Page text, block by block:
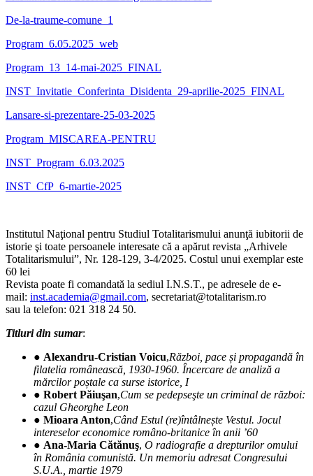
De-la-traume-comune_1
Program_6.05.2025_web
Program_13_14-mai-2025_FINAL
INST_Invitatie_Conferinta_Disidenta_29-aprilie-2025_FINAL
Lansare-si-prezentare-25-03-2025
Program_MISCAREA-PENTRU
INST_Program_6.03.2025
INST_CfP_6-martie-2025
Institutul Naţional pentru Studiul Totalitarismului anunţă iubitorii de
istorie şi toate persoanele interesate că a apărut revista „Arhivele
Totalitarismului”, Nr. 128-129, 3-4/2025. Costul unui exemplar este
60 lei
Revista poate fi comandată la sediul I.N.S.T., pe adresele de e-
mail: inst.academia@gmail.com, secretariat@totalitarism.ro
sau la telefon: 021 318 24 50.
Titluri din sumar:
● Alexandru-Cristian Voicu,Război, pace și propagandă în
filatelia românească, 1930-1960. Încercare de analiză a
mărcilor poștale ca surse istorice, I
● Robert Păiuşan,Cum se pedepseşte un criminal de război:
cazul Gheorghe Leon
● Mioara Anton,Când Estul (re)întâlnește Vestul. Jocul
intereselor economice româno-britanice în anii ’60
● Ana-Maria Cătănuş, O radiografie a drepturilor omului
în România comunistă. Un memoriu adresat Congresului
S.U.A., martie 1979